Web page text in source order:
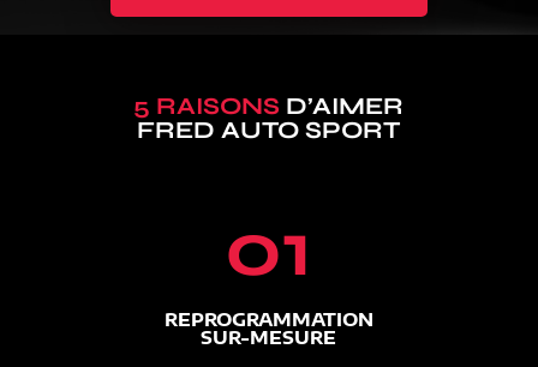
5 RAISONS D’AIMER
FRED AUTO SPORT
01
REPROGRAMMATION
SUR-MESURE